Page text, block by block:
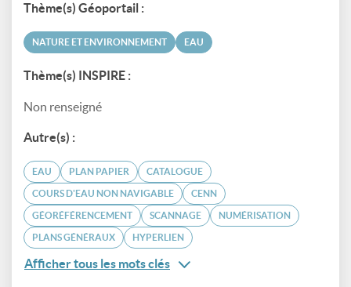
Thème(s) Géoportail :
NATURE ET ENVIRONNEMENT EAU
Thème(s) INSPIRE :
Non renseigné
Autre(s) :
EAU PLAN PAPIER CATALOGUE
COURS D'EAU NON NAVIGABLE CENN
GÉORÉFÉRENCEMENT SCANNAGE NUMÉRISATION
PLANS GÉNÉRAUX HYPERLIEN
Afficher tous les mots clés